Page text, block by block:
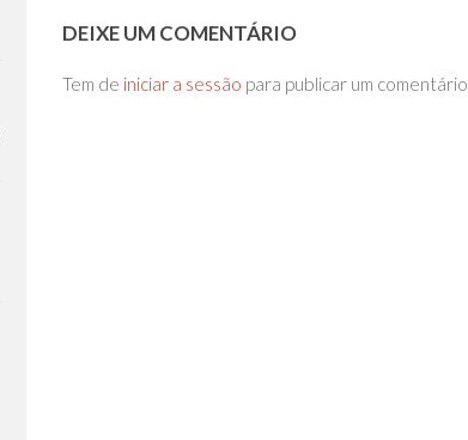
DEIXE UM COMENTÁRIO
Tem de iniciar a sessão para publicar um comentário.